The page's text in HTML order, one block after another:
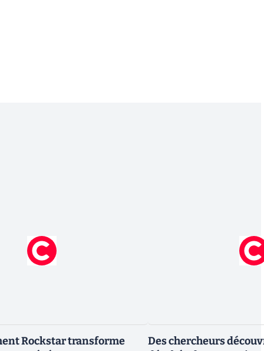
Rockstar transforme
Des chercheurs